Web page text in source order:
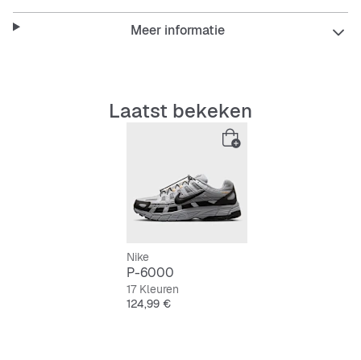
De middenzool van foam zorgt voor een opvallende, op
atletiek geïnspireerde houding en zachte demping.
Meer informatie
Laatst bekeken
Nike
P-6000
17 Kleuren
Prijs
124,99 €